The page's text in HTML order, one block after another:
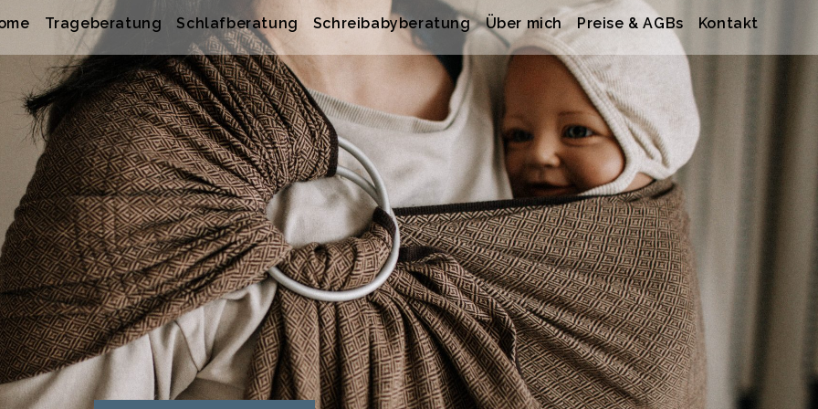
Trageberatung Schlafberatung Schreibabyberatung Über mich Preise & AGBs Kontakt